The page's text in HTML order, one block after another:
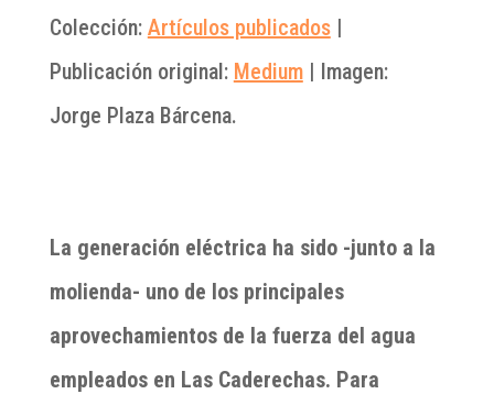
Colección: Artículos publicados|
Publicación original: Medium| Imagen:
Jorge Plaza Bárcena.
La generación eléctrica ha sido -junto a la
molienda- uno de los principales
aprovechamientos de la fuerza del agua
empleados en Las Caderechas. Para